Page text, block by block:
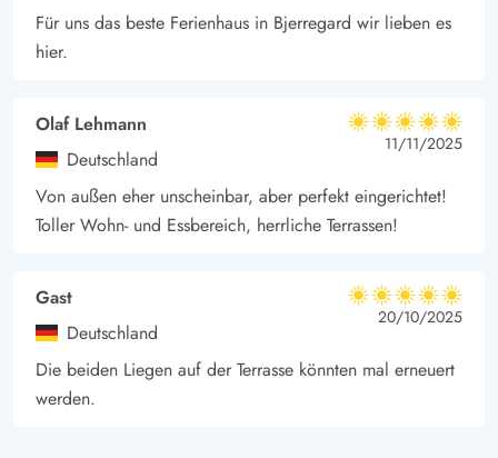
Für uns das beste Ferienhaus in Bjerregard wir lieben es
hier.
Olaf Lehmann
Deutschland
5 von 5
5 von 5
5 out of 5
11/11/2025
Von außen eher unscheinbar, aber perfekt eingerichtet!
Toller Wohn- und Essbereich, herrliche Terrassen!
Gast
Deutschland
5 von 5
5 von 5
5 out of 5
20/10/2025
Die beiden Liegen auf der Terrasse könnten mal erneuert
werden.